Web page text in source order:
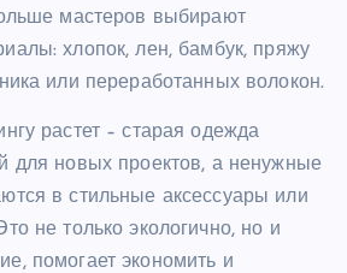
мастеров выбирают
хлопок, лен, бамбук, пряжу
или переработанных волокон.
растет – старая одежда
для новых проектов, а ненужные
в стильные аксессуары или
не только экологично, но и
помогает экономить и